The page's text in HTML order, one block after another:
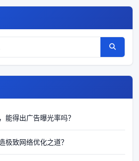
能得出广告曝光率吗？
极致网络优化之道？